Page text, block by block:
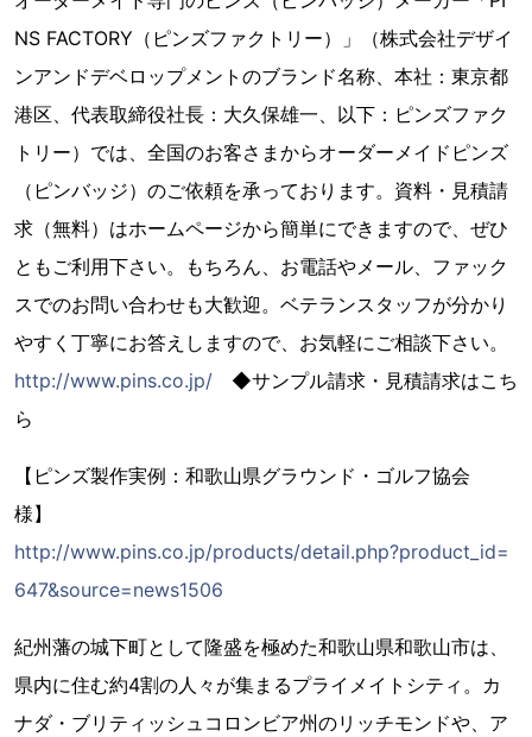
NS FACTORY（ピンズファクトリー）」（株式会社デザイ
ンアンドデベロップメントのブランド名称、本社：東京都
港区、代表取締役社長：大久保雄一、以下：ピンズファク
トリー）では、全国のお客さまからオーダーメイドピンズ
（ピンバッジ）のご依頼を承っております。資料・見積請
求（無料）はホームページから簡単にできますので、ぜひ
ともご利用下さい。もちろん、お電話やメール、ファック
スでのお問い合わせも大歓迎。ベテランスタッフが分かり
やすく丁寧にお答えしますので、お気軽にご相談下さい。
http://www.pins.co.jp/ ◆サンプル請求・見積請求はこち
ら
【ピンズ製作実例：和歌山県グラウンド・ゴルフ協会
様】
http://www.pins.co.jp/products/detail.php?product_id=
647&source=news1506
紀州藩の城下町として隆盛を極めた和歌山県和歌山市は、
県内に住む約4割の人々が集まるプライメイトシティ。カ
ナダ・ブリティッシュコロンビア州のリッチモンドや、ア